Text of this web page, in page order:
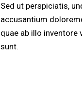
Sed ut perspiciatis,
accusantium
quae ab illo
sunt.